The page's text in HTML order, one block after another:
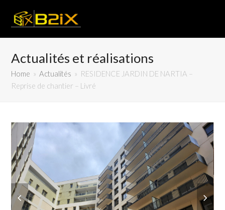
Actualités et réalisations
Home » Actualités » RESIDENCE JARDIN DE NARTIA –
Reprise de chantier – Livré